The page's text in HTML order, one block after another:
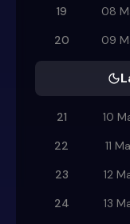
19
08
20
09
21 10
22
11
23
12
24
13